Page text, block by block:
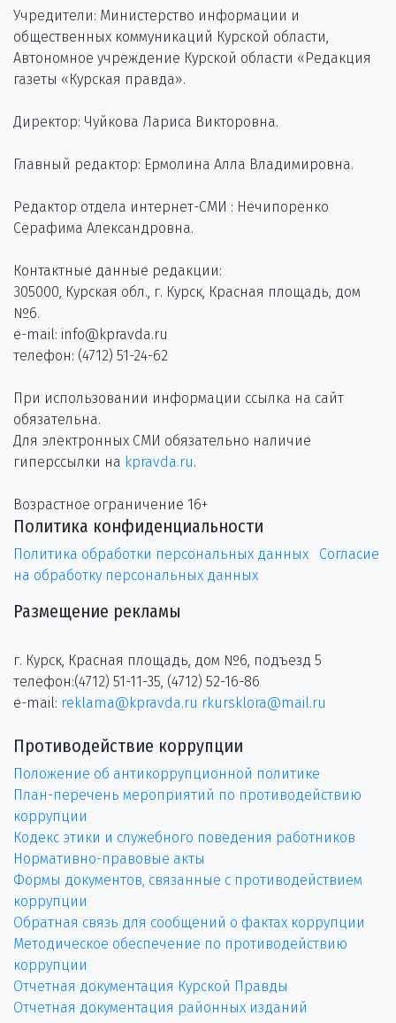
Учредители: Министерство информации и
общественных коммуникаций Курской области,
Автономное учреждение Курской области «Редакция
газеты «Курская правда».
Директор: Чуйкова Лариса Викторовна.
Главный редактор: Ермолина Алла Владимировна.
Редактор отдела интернет-СМИ : Нечипоренко
Серафима Александровна.
Контактные данные редакции:
305000, Курская обл., г. Курск, Красная площадь, дом
№6.
e-mail: info@kpravda.ru
телефон: (4712) 51-24-62
При использовании информации ссылка на сайт
обязательна.
Для электронных СМИ обязательно наличие
гиперссылки на kpravda.ru.
Возрастное ограничение 16+
Политика конфиденциальности
Политика обработки персональных данных
Согласие
на обработку персональных данных
Размещение рекламы
г. Курск, Красная площадь, дом №6, подъезд 5
телефон:(4712) 51-11-35, (4712) 52-16-86
e-mail: reklama@kpravda.ru rkursklora@mail.ru
Противодействие коррупции
Положение об антикоррупционной политике
План-перечень мероприятий по противодействию
коррупции
Кодекс этики и служебного поведения работников
Нормативно-правовые акты
Формы документов, связанные с противодействием
коррупции
Обратная связь для сообщений о фактах коррупции
Методическое обеспечение по противодействию
коррупции
Отчетная документация Курской Правды
Отчетная документация районных изданий